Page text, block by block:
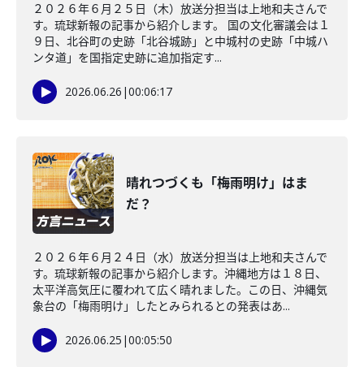
２０２６年６月２５日（木）放送分担当は上地和夫さんで
す。琉球新報の記事から紹介します。 国の文化審議会は１
９日、北谷町の史跡「北谷城跡」と中城村の史跡「中城ハ
ンタ道」を国指定史跡に追加指定す...
2026.06.26 |00:06:17
晴れつづくも「梅雨明け」はま
だ？
２０２６年６月２４日（水）放送分担当は上地和夫さんで
す。琉球新報の記事から紹介します。沖縄地方は１８日、
太平洋高気圧に覆われて広く晴れました。この日、沖縄気
象台の「梅雨明け」したとみられるとの発表はあ...
2026.06.25 |00:05:50